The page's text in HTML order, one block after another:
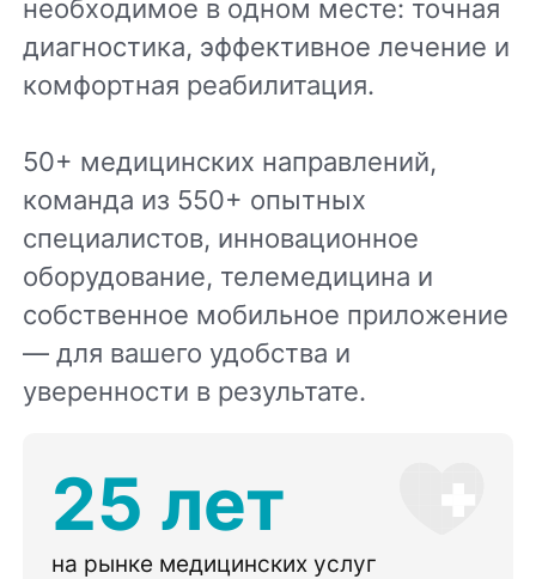
необходимое в одном месте: точная
диагностика, эффективное лечение и
комфортная реабилитация.
50+ медицинских направлений,
команда из 550+ опытных
специалистов, инновационное
оборудование, телемедицина и
собственное мобильное приложение
— для вашего удобства и
уверенности в результате.
25 лет
на рынке медицинских услуг